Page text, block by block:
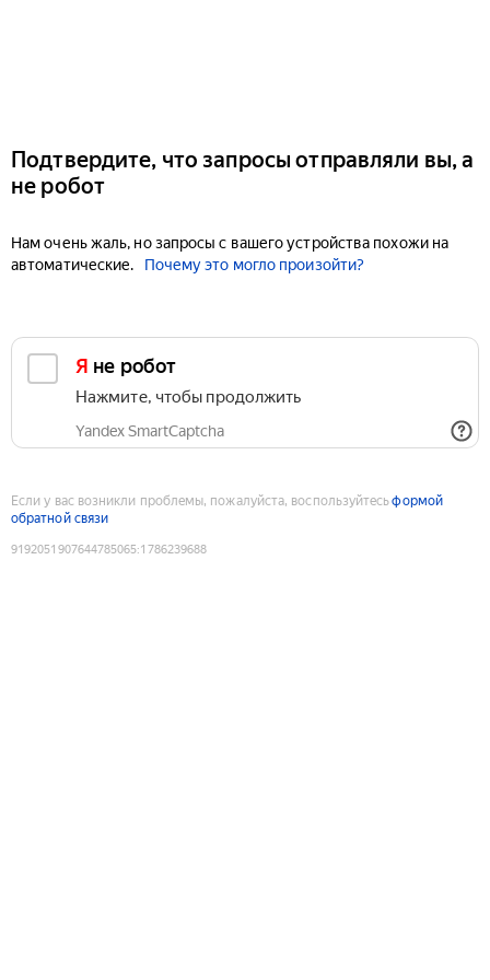
Подтвердите, что запросы отправляли вы, а
не робот
Нам очень жаль, но запросы с вашего устройства похожи на
автоматические.
Почему это могло произойти?
Я не робот
Нажмите, чтобы продолжить
Yandex SmartCaptcha
Если у вас возникли проблемы, пожалуйста, воспользуйтесьформой
обратной связи
9192051907644785065:1786239688